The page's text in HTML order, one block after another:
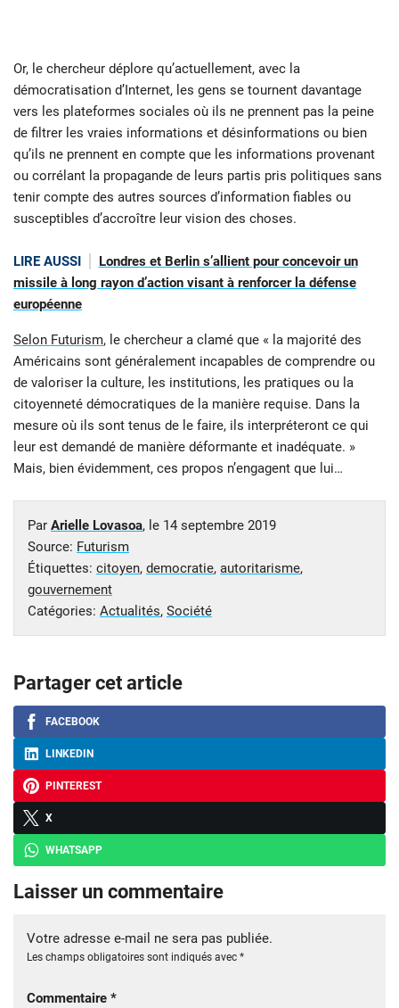
Or, le chercheur déplore qu’actuellement, avec la
démocratisation d’Internet, les gens se tournent davantage
vers les plateformes sociales où ils ne prennent pas la peine
de filtrer les vraies informations et désinformations ou bien
qu’ils ne prennent en compte que les informations provenant
ou corrélant la propagande de leurs partis pris politiques sans
tenir compte des autres sources d’information fiables ou
susceptibles d’accroître leur vision des choses.
LIRE AUSSI
Londres et Berlin s’allient pour concevoir un
missile à long rayon d’action visant à renforcer la défense
européenne
Selon Futurism, le chercheur a clamé que « la majorité des
Américains sont généralement incapables de comprendre ou
de valoriser la culture, les institutions, les pratiques ou la
citoyenneté démocratiques de la manière requise. Dans la
mesure où ils sont tenus de le faire, ils interpréteront ce qui
leur est demandé de manière déformante et inadéquate. »
Mais, bien évidemment, ces propos n’engagent que lui…
Par Arielle Lovasoa, le 14 septembre 2019
Source: Futurism
Étiquettes: citoyen, democratie, autoritarisme,
gouvernement
Catégories: Actualités, Société
Partager cet article
FACEBOOK
LINKEDIN
PINTEREST
X
WHATSAPP
Laisser un commentaire
Votre adresse e-mail ne sera pas publiée.
Les champs obligatoires sont indiqués avec *
Commentaire *